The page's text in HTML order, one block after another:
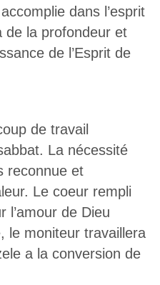
dans l’esprit
de la profondeur et
de l’Esprit de
de travail
La nécessité
reconnue et
Le coeur rempli
l’amour de Dieu
le moniteur travaillera
a la conversion de